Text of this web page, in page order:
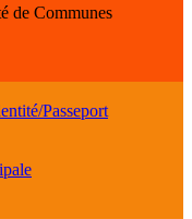
de Communes
Passeport